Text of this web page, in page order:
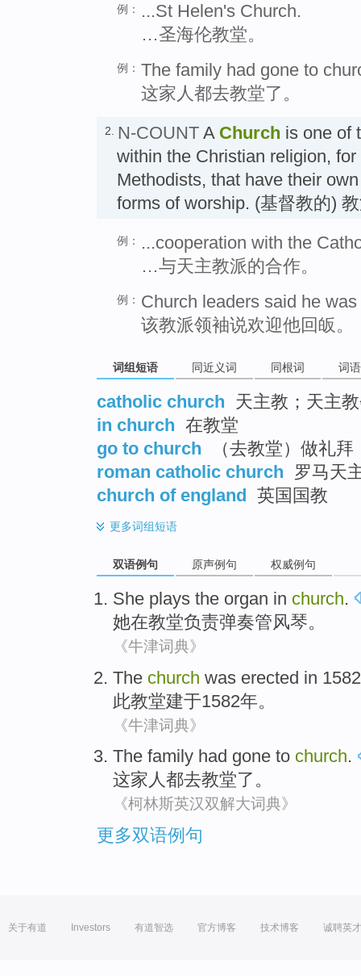
例：
...St Helen's Church.
…圣海伦教堂。
例： The family had gone to
这家人都去教堂了。
2. N-COUNT A Church is one of
within the Christian religion,
Methodists, that have their
forms of worship. (基督教的)
例：
...cooperation with the
…与天主教派的合作。
例： Church leaders said he
该教派领袖说欢迎他回皈。
词组短语 同近义词 同根词 词
catholic church 天主教；天主
in church 在教堂
go to church
（去教堂）做礼拜
roman catholic church
罗马天
church of england 英国国教
更多词组短语
双语例句 原声例句 权威例句
She plays the organ in church.
她在教堂负责弹奏管风琴。
《牛津词典》
The church was erected in
此教堂建于1582年。
《牛津词典》
The family had gone to church.
这家人都去教堂了。
《柯林斯英汉双解大词典》
更多双语例句
关于有道 Investors 有道智选 官方博客 技术博客 诚聘英才